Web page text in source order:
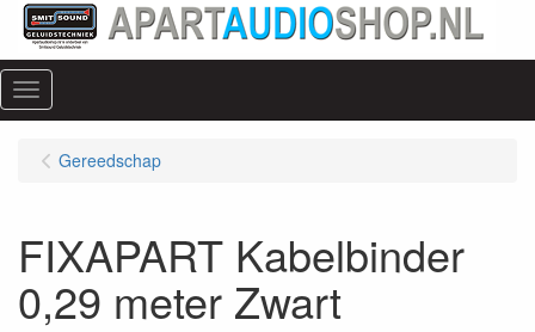
Menu
Gereedschap
FIXAPART Kabelbinder
0,29 meter Zwart